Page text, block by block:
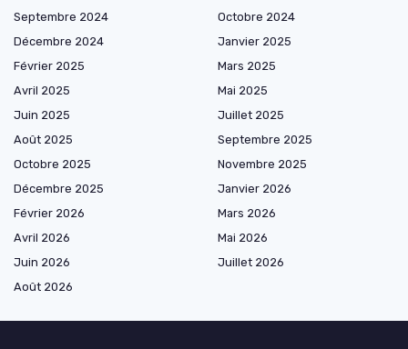
Septembre 2024
Octobre 2024
Décembre 2024
Janvier 2025
Février 2025
Mars 2025
Avril 2025
Mai 2025
Juin 2025
Juillet 2025
Août 2025
Septembre 2025
Octobre 2025
Novembre 2025
Décembre 2025
Janvier 2026
Février 2026
Mars 2026
Avril 2026
Mai 2026
Juin 2026
Juillet 2026
Août 2026